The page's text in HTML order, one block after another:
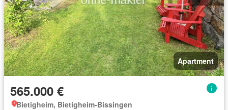
Apartment
565.000 €
Bietigheim, Bietigheim-Bissingen